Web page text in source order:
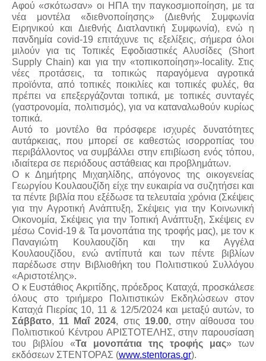
Αφού «σκότωσαν» οι ΗΠΑ την παγκοσμιοποίηση, με τα
νέα μοντέλα «διεθνοποίησης» (Διεθνής Συμφωνία
Ειρηνικού και Διεθνής Διατλαντική Συμφωνία), ενώ η
πανδημία covid-19 επιτάχυνε τις εξελίξεις, σήμερα όλοι
μιλούν για τις Τοπικές Εφοδιαστικές Αλυσίδες (Short
Supply Chain) και για την «τοπικοποίηση»-locality. Στις
νέες προτάσεις, τα τοπικώς παραγόμενα αγροτικά
προϊόντα, από τοπικές ποικιλίες και τοπικές φυλές, θα
πρέπει να επεξεργάζονται τοπικά, με τοπικές συνταγές
(γαστρονομία, πολιτισμός), για να καταναλωθούν κυρίως
τοπικά.
Αυτό το μοντέλο θα πρόσφερε ισχυρές δυνατότητες
αυτάρκειας, που μπορεί σε καθεστώς ισορροπίας του
περιβάλλοντος να συμβάλλει στην επιβίωση ενός τόπου,
ιδιαίτερα σε περιόδους αστάθειας και προβλημάτων.
Ο κ Δημήτρης Μιχαηλίδης, απόγονος της οικογενείας
Γεωργίου Κουλαουζίδη είχε την ευκαιρία να συζητήσει και
τα πέντε βιβλία που εξέδωσε τα τελευταία χρόνια (Σκέψεις
για την Αγροτική Ανάπτυξη, Σκέψεις για την Κοινωνική
Οικονομία, Σκέψεις για την Τοπική Ανάπτυξη, Σκέψεις εν
μέσω Covid-19 & Τα μονοπάτια της τροφής μας), με τον κ
Παναγιώτη Κουλαουζίδη και την κα Αγγέλα
Κουλαουζίδου, ενώ αντίπυτά και των πέντε βιβλίων
παρέδωσε στην Βιβλιοθήκη του Πολιτιστικού Συλλόγου
«Αριστοτέλης».
Ο κ Ευστάθιος Ακριτίδης, πρόεδρος Καταχά, προσκάλεσε
όλους στο τριήμερο Πολιτιστικών Εκδηλώσεων στον
Καταχά Πιερίας 10, 11 & 12/5/2024 και μεταξύ αυτών, το
Σάββατο, 11 Μαΐ 2024, στις 19.00, στην αίθουσα του
Πολιτιστικού Κέντρου ΑΡΙΣΤΟΤΕΛΗΣ, στην παρουσίαση
του βιβλίου «Τα μονοπάτια της τροφής μας» των
εκδόσεων ΣΤΕΝΤΟΡΑΣ (www.stentoras.gr).